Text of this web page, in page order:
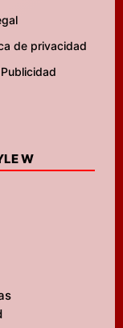
de privacidad
Publicidad
W